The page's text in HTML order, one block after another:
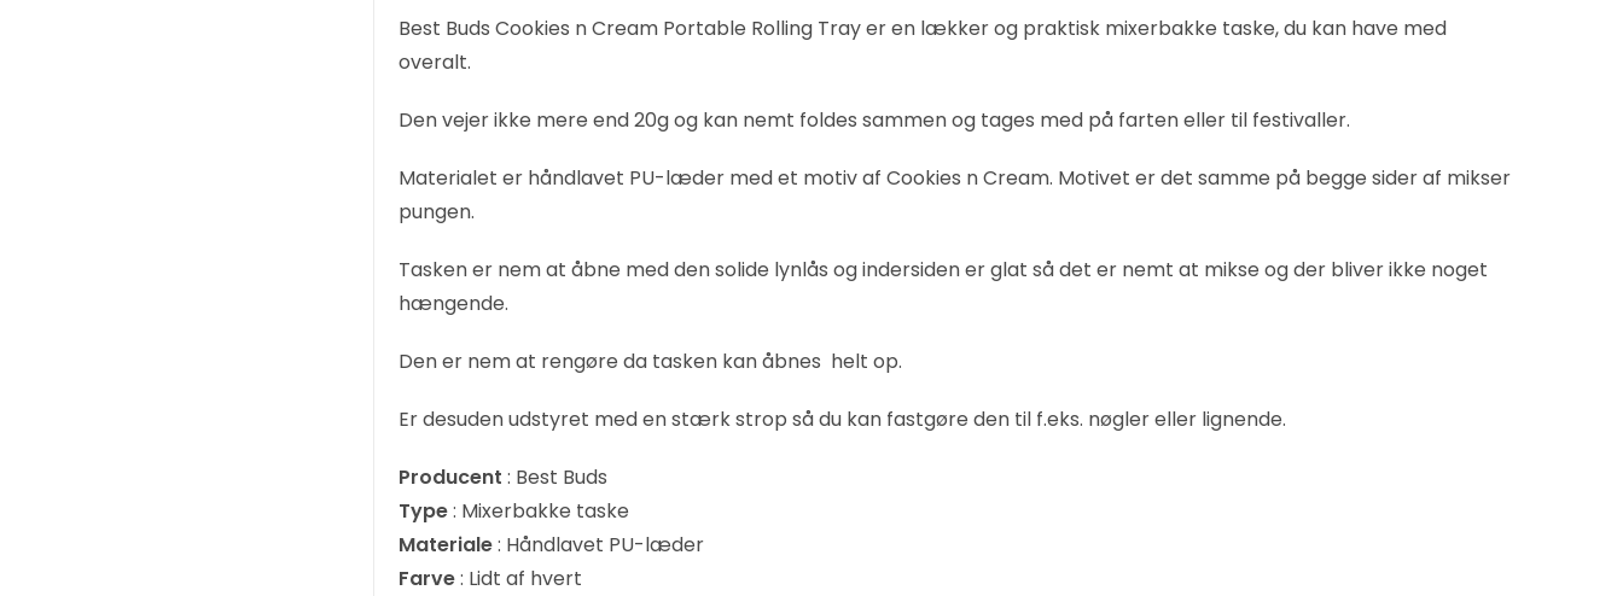
Best Buds Cookies n Cream Portable Rolling Tray er en lækker og praktisk mixerbakke taske, du kan have med
overalt.
Den vejer ikke mere end 20g og kan nemt foldes sammen og tages med på farten eller til festivaller.
Materialet er håndlavet PU-læder med et motiv af Cookies n Cream. Motivet er det samme på begge sider af mikser
pungen.
Tasken er nem at åbne med den solide lynlås og indersiden er glat så det er nemt at mikse og der bliver ikke noget
hængende.
Den er nem at rengøre da tasken kan åbnes helt op.
Er desuden udstyret med en stærk strop så du kan fastgøre den til f.eks. nøgler eller lignende.
Producent : Best Buds
Type: Mixerbakke taske
Materiale: Håndlavet PU-læder
Farve: Lidt af hvert